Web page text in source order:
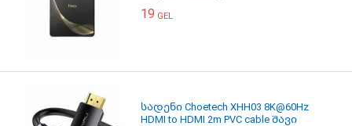
19 GEL
სადენი Choetech XHH03 8K@60Hz
HDMI to HDMI 2m PVC cable შავი